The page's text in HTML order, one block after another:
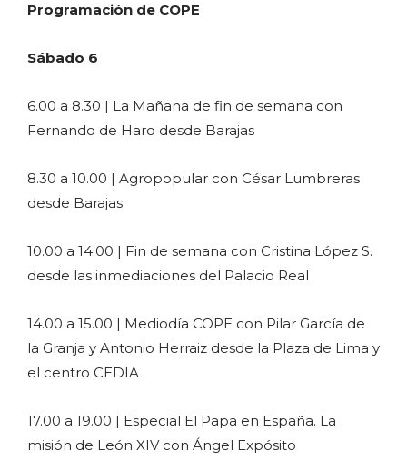
Programación de COPE
Sábado 6
6.00 a 8.30 | La Mañana de fin de semana con
Fernando de Haro desde Barajas
8.30 a 10.00 | Agropopular con César Lumbreras
desde Barajas
10.00 a 14.00 | Fin de semana con Cristina López S.
desde las inmediaciones del Palacio Real
14.00 a 15.00 | Mediodía COPE con Pilar García de
la Granja y Antonio Herraiz desde la Plaza de Lima y
el centro CEDIA
17.00 a 19.00 | Especial El Papa en España. La
misión de León XIV con Ángel Expósito